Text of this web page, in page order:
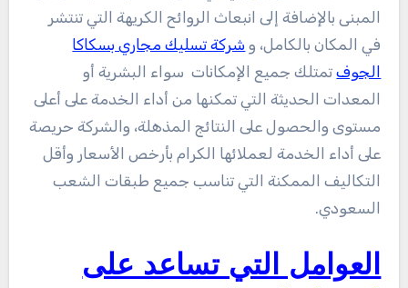
المبنى بالإضافة إلى انبعاث الروائح الكريهة التي تنتشر
في المكان بالكامل، و شركة تسليك مجاري بسكاكا
الجوفتمتلك جميع الإمكانات سواء البشرية أو
المعدات الحديثة التي تمكنها من أداء الخدمة على أعلى
مستوى والحصول على النتائج المذهلة، والشركة حريصة
على أداء الخدمة لعملائها الكرام بأرخص الأسعار وأقل
التكاليف الممكنة التي تناسب جميع طبقات الشعب
السعودي.
العوامل التي تساعد على